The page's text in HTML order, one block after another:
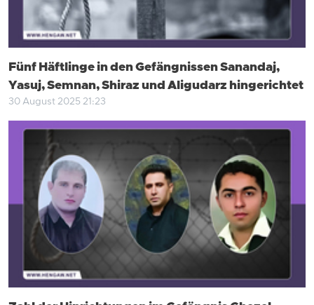
Fünf Häftlinge in den Gefängnissen Sanandaj,
Yasuj, Semnan, Shiraz und Aligudarz hingerichtet
30 August 2025 21:23